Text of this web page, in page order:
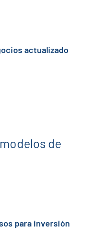
actualizado
para inversión